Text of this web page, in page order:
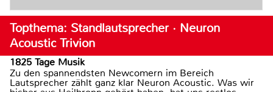
Topthema: Standlautsprecher · Neuron
Acoustic Trivion
1825 Tage Musik
Zu den spannendsten Newcomern im Bereich
Lautsprecher zählt ganz klar Neuron Acoustic. Was wir